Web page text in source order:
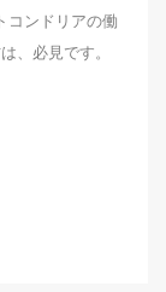
コンドリアの働
、必見です。